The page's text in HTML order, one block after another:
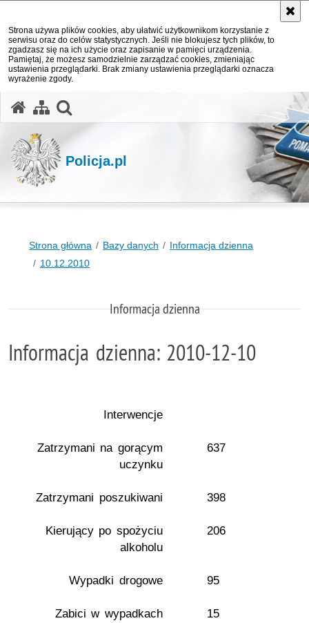
Strona używa plików cookies, aby ułatwić użytkownikom korzystanie z
serwisu oraz do celów statystycznych. Jeśli nie blokujesz tych plików, to
zgadzasz się na ich użycie oraz zapisanie w pamięci urządzenia.
Pamiętaj, że możesz samodzielnie zarządzać cookies, zmieniając
ustawienia przeglądarki. Brak zmiany ustawienia przeglądarki oznacza
wyrażenie zgody.
Policja.pl
Strona główna Bazy danych
Informacja dzienna
10.12.2010
Informacja dzienna
Informacja dzienna: 2010-12-10
Interwencje
Zatrzymani na gorącym
uczynku
637
Zatrzymani poszukiwani 398
Kierujący po spożyciu
alkoholu
206
Wypadki drogowe 95
Zabici w wypadkach 15